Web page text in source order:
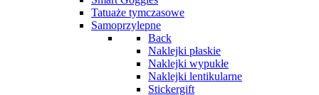
Tatuaże tymczasowe
Samoprzylepne
Back
Naklejki płaskie
Naklejki wypukłe
Naklejki lentikularne
Stickergift